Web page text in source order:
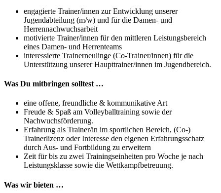
engagierte Trainer/innen zur Entwicklung unserer
Jugendabteilung (m/w) und für die Damen- und
Herrennachwuchsarbeit
motivierte Trainer/innen für den mittleren Leistungsbereich
eines Damen- und Herrenteams
interessierte Trainerneulinge (Co-Trainer/innen) für die
Unterstützung unserer Haupttrainer/innen im Jugendbereich.
Was Du mitbringen solltest …
eine offene, freundliche & kommunikative Art
Freude & Spaß am Volleyballtraining sowie der
Nachwuchsförderung.
Erfahrung als Trainer/in im sportlichen Bereich, (Co-)
Trainerlizenz oder Interesse den eigenen Erfahrungsschatz
durch Aus- und Fortbildung zu erweitern
Zeit für bis zu zwei Trainingseinheiten pro Woche je nach
Leistungsklasse sowie die Wettkampfbetreuung.
Was wir bieten …